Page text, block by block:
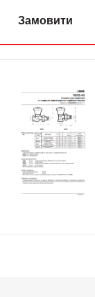
Замовити